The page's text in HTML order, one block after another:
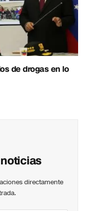
de drogas en lo
directamente